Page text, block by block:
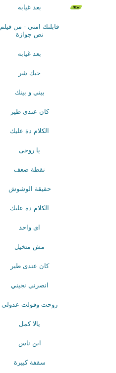
بعد غيابه
قابلتك امتي - من فيلم
نص جوازة
بعد غيابه
حبك شر
بيني و بينك
كان عندى طير
الكلام دة عليك
يا روحى
نقطة ضعف
حقيقة الوشوش
الكلام دة عليك
اى واحد
مش متخيل
كان عندى طير
انصرني نجيني
روحت وقولت عدولى
يالا كمل
ابن ناس
سقفة كبيرة